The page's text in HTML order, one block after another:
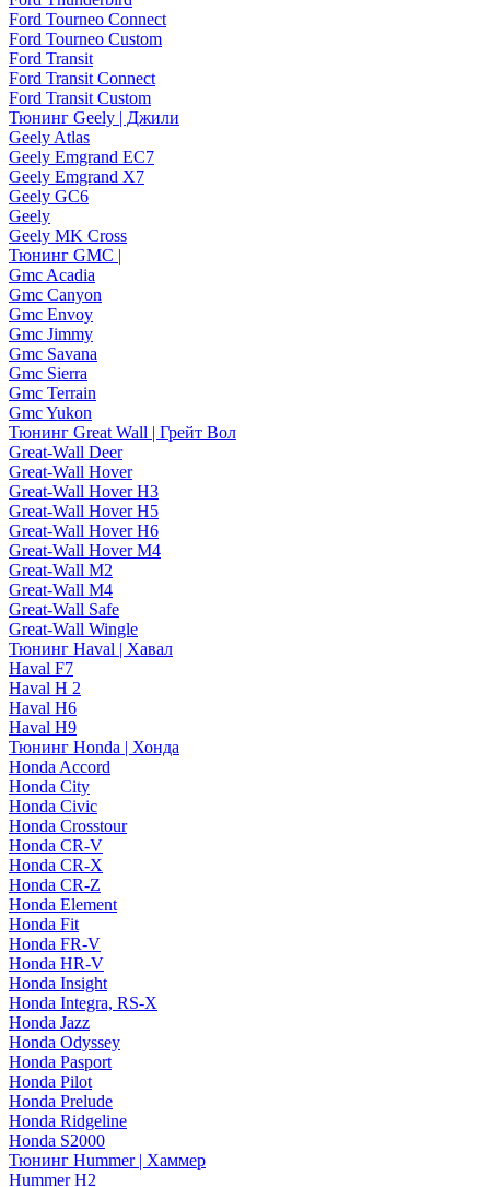
Ford Tourneo Connect
Ford Tourneo Custom
Ford Transit
Ford Transit Connect
Ford Transit Custom
Тюнинг Geely | Джили
Geely Atlas
Geely Emgrand EC7
Geely Emgrand X7
Geely GC6
Geely
Geely MK Cross
Тюнинг GMC |
Gmc Acadia
Gmc Canyon
Gmc Envoy
Gmc Jimmy
Gmc Savana
Gmc Sierra
Gmc Terrain
Gmc Yukon
Тюнинг Great Wall | Грейт Вол
Great-Wall Deer
Great-Wall Hover
Great-Wall Hover H3
Great-Wall Hover H5
Great-Wall Hover H6
Great-Wall Hover M4
Great-Wall M2
Great-Wall M4
Great-Wall Safe
Great-Wall Wingle
Тюнинг Haval | Хавал
Haval F7
Haval H 2
Haval H6
Haval H9
Тюнинг Honda | Хонда
Honda Accord
Honda City
Honda Civic
Honda Crosstour
Honda CR-V
Honda CR-X
Honda CR-Z
Honda Element
Honda Fit
Honda FR-V
Honda HR-V
Honda Insight
Honda Integra, RS-X
Honda Jazz
Honda Odyssey
Honda Pasport
Honda Pilot
Honda Prelude
Honda Ridgeline
Honda S2000
Тюнинг Hummer | Хаммер
Hummer H2